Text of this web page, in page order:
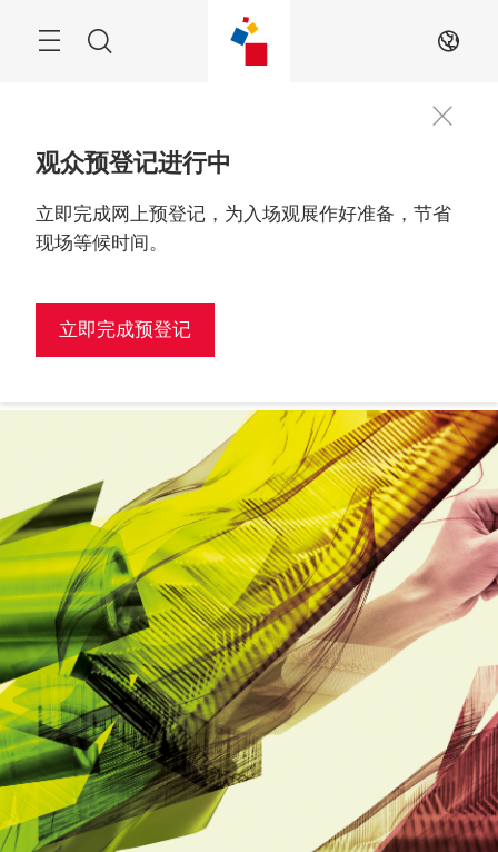
观众预登记进行中
立即完成网上预登记，为入场观展作好准备，节省
现场等候时间。
立即完成预登记
2027年2月24至26日
越南, 胡志明市
观众预登记